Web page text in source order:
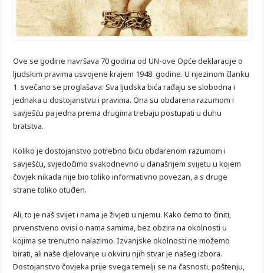
Ove se godine navršava 70 godina od UN-ove Opće deklaracije o
ljudskim pravima usvojene krajem 1948. godine. U njezinom članku
1. svečano se proglašava: Sva ljudska bića rađaju se slobodna i
jednaka u dostojanstvu i pravima. Ona su obdarena razumom i
savješću pa jedna prema drugima trebaju postupati u duhu
bratstva.
Koliko je dostojanstvo potrebno biću obdarenom razumom i
savješću, svjedočimo svakodnevno u današnjem svijetu u kojem
čovjek nikada nije bio toliko informativno povezan, a s druge
strane toliko otuđen.
Ali, to je naš svijet i nama je živjeti u njemu. Kako ćemo to činiti,
prvenstveno ovisi o nama samima, bez obzira na okolnosti u
kojima se trenutno nalazimo. Izvanjske okolnosti ne možemo
birati, ali naše djelovanje u okviru njih stvar je našeg izbora.
Dostojanstvo čovjeka prije svega temelji se na časnosti, poštenju,